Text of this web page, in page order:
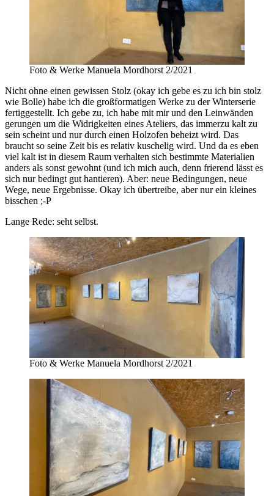
Foto & Werke Manuela Mordhorst 2/2021
Nicht ohne einen gewissen Stolz (okay ich gebe es zu ich bin stolz
wie Bolle) habe ich die großformatigen Werke zu der Winterserie
fertiggestellt. Ich gebe zu, ich habe mit mir und den Leinwänden
gerungen um die Widrigkeiten eines Ateliers, das immerzu kalt zu
sein scheint und nur durch einen Holzofen beheizt wird. Das
braucht so seine Zeit bis es relativ kuschelig wird. Und da es eben
viel kalt ist in diesem Raum verhalten sich bestimmte Materialien
anders als sonst gewohnt (und ich mich auch, denn frierend lässt es
sich nur bedingt gut hantieren). Aber: neue Bedingungen, neue
Wege, neue Ergebnisse. Okay ich übertreibe, aber nur ein kleines
bisschen ;-P
Lange Rede: seht selbst.
Foto & Werke Manuela Mordhorst 2/2021